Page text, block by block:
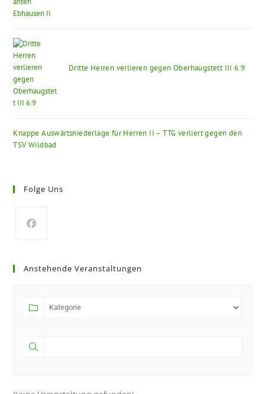
Dritte Herren verlieren gegen Oberhaugstett III 6:9
Knappe Auswärtsniederlage für Herren II – TTG verliert gegen den
TSV Wildbad
Folge Uns
Anstehende Veranstaltungen